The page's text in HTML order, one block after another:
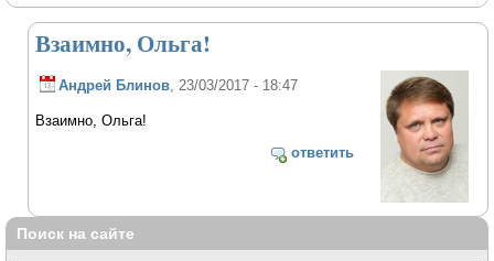
Взаимно, Ольга!
Андрей Блинов , 23/03/2017 - 18:47
Взаимно, Ольга!
ответить
Поиск на сайте